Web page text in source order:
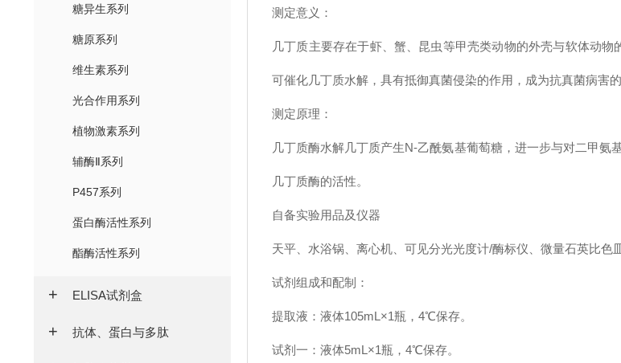
糖异生系列
糖原系列
维生素系列
光合作用系列
植物激素系列
辅酶Ⅱ系列
P457系列
蛋白酶活性系列
酯酶活性系列
ELISA试剂盒
抗体、蛋白与多肽
测定意义：
几丁质主要存在于虾、蟹、昆虫等甲壳类动物的外壳与软体动
可催化几丁质水解，具有抵御真菌侵染的作用，成为抗真菌病害的
测定原理：
几丁质酶水解几丁质产生N-乙酰氨基葡萄糖，进一步与对二甲
几丁质酶的活性。
自备实验用品及仪器
天平、水浴锅、离心机、可见分光光度计/酶标仪、微量石英比色
试剂组成和配制：
提取液：液体105mL×1瓶，4℃保存。
试剂一：液体5mL×1瓶，4℃保存。